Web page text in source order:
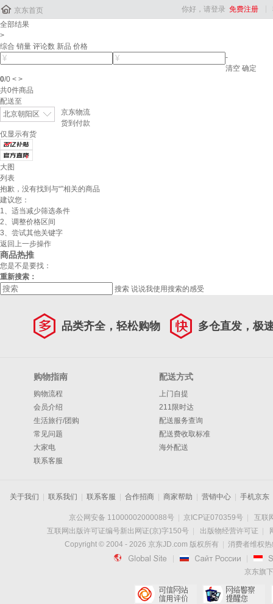
 京东首页 你好，请登录 免费注册
全部结果
>
综合 销量 评论数 新品 价格
-
清空 确定
0/0 < >
共0件商品
配送至
北京朝阳区
京东物流
货到付款
仅显示有货
大图
列表
抱歉，没有找到与“”相关的商品
建议您：
1、适当减少筛选条件
2、调整价格区间
3、尝试其他关键字
返回上一步操作
商品热推
您是不是要找：
重新搜索：
搜索 说说我使用搜索的感受
品类齐全，轻松购物 多仓直发，极
购物指南
购物流程
会员介绍
生活旅行/团购
常见问题
大家电
联系客服
配送方式
上门自提
211限时达
配送服务查询
配送费收取标准
海外配送
关于我们 联系我们 联系客服 合作招商 商家帮助 营销中心 手机京东
京公网安备 11000002000088号 京ICP证070359号
互联
互联网出版许可证编号新出网证(京)字150号
出版物经营许可证
Copyright © 2004 - 2026 京东JD.com 版权所有 消费者维权
 
京东旗